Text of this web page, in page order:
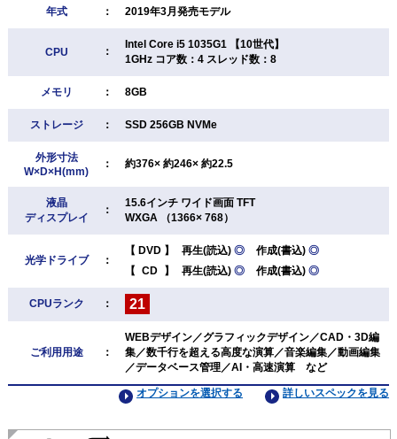
年式 ： 2019年3月発売モデル
CPU ：
Intel Core i5 1035G1 【10世代】
1GHz コア数：4 スレッド数：8
メモリ ： 8GB
ストレージ ： SSD 256GB NVMe
外形寸法
W×D×H(mm)
： 約376× 約246× 約22.5
液晶
ディスプレイ
：
15.6インチ ワイド画面 TFT
WXGA （1366× 768）
光学ドライブ ：
【 DVD 】 再生(読込) ◎ 作成(書込) ◎
【 CD 】 再生(読込) ◎ 作成(書込) ◎
CPUランク ： 21
ご利用用途 ：
WEBデザイン／グラフィックデザイン／CAD・3D編
集／数千行を超える高度な演算／音楽編集／動画編集
／データベース管理／AI・高速演算 など
詳しいスペックを見る
オプションを選択する